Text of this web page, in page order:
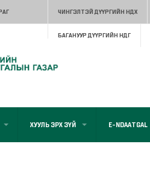
ЧИНГЭЛТЭЙ ДҮҮРГИЙН НДХ
БАГАНУУР ДҮҮРГИЙН НДГ
ХУУЛЬ ЭРХ ЗҮЙ E-NDAATGAL